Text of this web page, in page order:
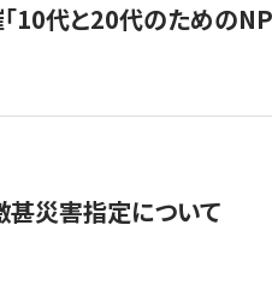
10代と20代のための
災害指定について